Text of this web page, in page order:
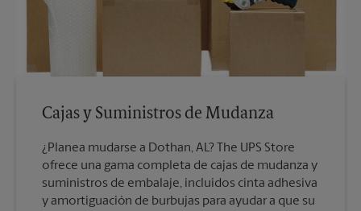
Cajas y Suministros de Mudanza
¿Planea mudarse a Dothan, AL? The UPS Store
ofrece una gama completa de cajas de mudanza y
suministros de embalaje, incluidos cinta adhesiva
y amortiguación de burbujas para ayudar a que su